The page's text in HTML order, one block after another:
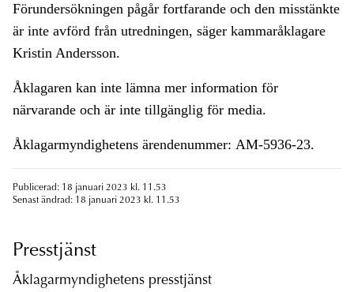
Förundersökningen pågår fortfarande och den misstänkte
är inte avförd från utredningen, säger kammaråklagare
Kristin Andersson.
Åklagaren kan inte lämna mer information för
närvarande och är inte tillgänglig för media.
Åklagarmyndighetens ärendenummer: AM-5936-23.
Publicerad: 18 januari 2023 kl. 11.53
Senast ändrad: 18 januari 2023 kl. 11.53
Presstjänst
Åklagarmyndighetens presstjänst